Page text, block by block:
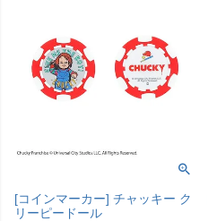
[コインマーカー] チャッキー ク
リーピードール